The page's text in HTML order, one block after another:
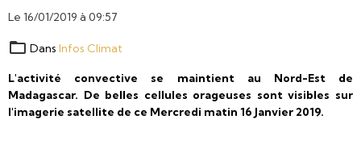
Le 16/01/2019 à 09:57
Dans Infos Climat
L'activité convective se maintient au Nord-Est de
Madagascar. De belles cellules orageuses sont visibles sur
l'imagerie satellite de ce Mercredi matin 16 Janvier 2019.